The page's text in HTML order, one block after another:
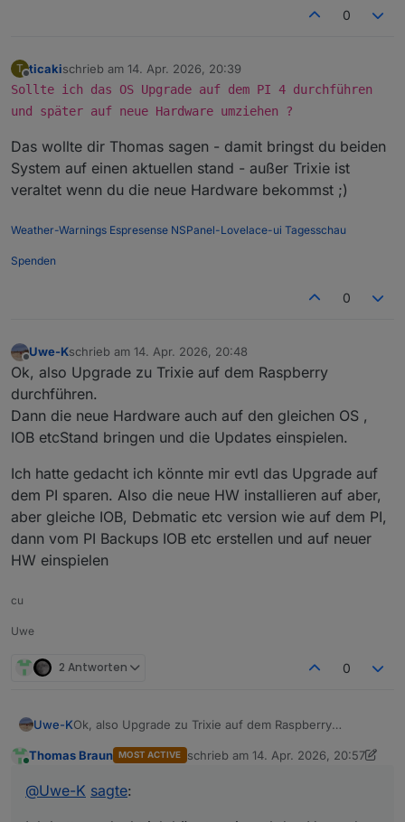
0
T
Offline
ticakischrieb am 14. Apr. 2026, 20:39
zuletzt editiert von
Sollte ich das OS Upgrade auf dem PI 4 durchführen
und später auf neue Hardware umziehen ?
Das wollte dir Thomas sagen - damit bringst du beiden
System auf einen aktuellen stand - außer Trixie ist
veraltet wenn du die neue Hardware bekommst ;)
Weather-Warnings Espresense NSPanel-Lovelace-ui Tagesschau
Spenden
0
Offline
Uwe-Kschrieb am 14. Apr. 2026, 20:48
zuletzt editiert von
Ok, also Upgrade zu Trixie auf dem Raspberry
durchführen.
Dann die neue Hardware auch auf den gleichen OS ,
IOB etcStand bringen und die Updates einspielen.
Ich hatte gedacht ich könnte mir evtl das Upgrade auf
dem PI sparen. Also die neue HW installieren auf aber,
aber gleiche IOB, Debmatic etc version wie auf dem PI,
dann vom PI Backups IOB etc erstellen und auf neuer
HW einspielen
cu
Uwe
2 Antworten 0
Uwe-KOk, also Upgrade zu Trixie auf dem Raspberry
Dann die neue Hardware auch auf den gleichen OS ,
Ich hatte gedacht ich könnte mir evtl das Upgrade auf
aber gleiche IOB, Debmatic etc version wie auf dem PI,
Thomas Braun MOST ACTIVE schrieb am 14. Apr. 2026, 20:57
zuletzt editiert von Thomas Braun
@Uwe-K sagte: